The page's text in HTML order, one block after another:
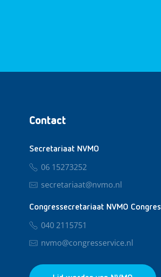
Contact
Secretariaat NVMO
06 15273252
secretariaat@nvmo.nl
Congressecretariaat NVMO Congres
040 2115751
nvmo@congresservice.nl